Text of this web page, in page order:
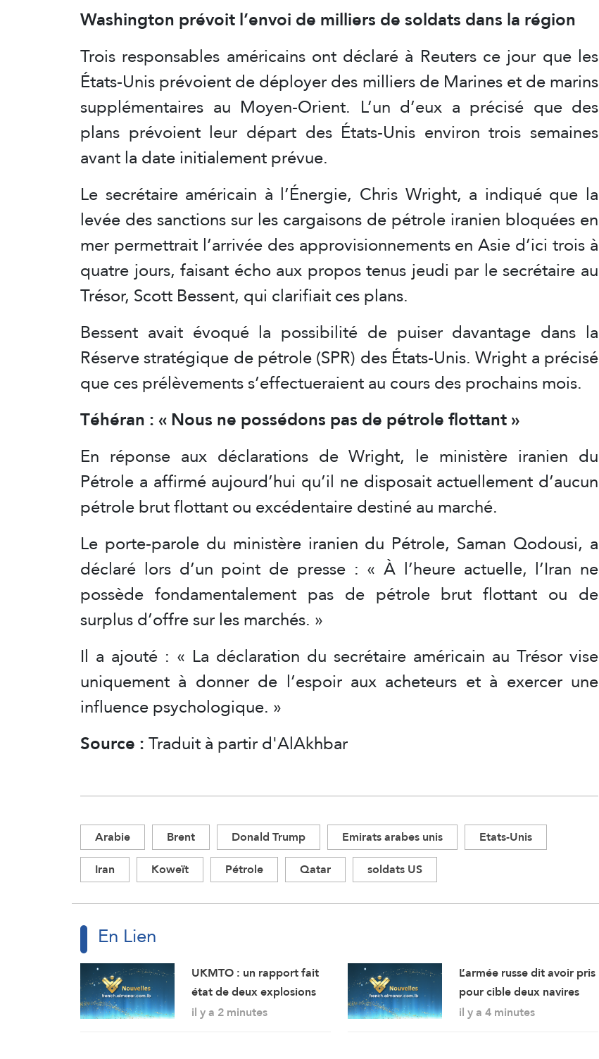
Washington prévoit l’envoi de milliers de soldats dans la région
Trois responsables américains ont déclaré à Reuters ce jour que les
États-Unis prévoient de déployer des milliers de Marines et de marins
supplémentaires au Moyen-Orient. L’un d’eux a précisé que des
plans prévoient leur départ des États-Unis environ trois semaines
avant la date initialement prévue.
Le secrétaire américain à l’Énergie, Chris Wright, a indiqué que la
levée des sanctions sur les cargaisons de pétrole iranien bloquées en
mer permettrait l’arrivée des approvisionnements en Asie d’ici trois à
quatre jours, faisant écho aux propos tenus jeudi par le secrétaire au
Trésor, Scott Bessent, qui clarifiait ces plans.
Bessent avait évoqué la possibilité de puiser davantage dans la
Réserve stratégique de pétrole (SPR) des États-Unis. Wright a précisé
que ces prélèvements s’effectueraient au cours des prochains mois.
Téhéran : « Nous ne possédons pas de pétrole flottant »
En réponse aux déclarations de Wright, le ministère iranien du
Pétrole a affirmé aujourd’hui qu’il ne disposait actuellement d’aucun
pétrole brut flottant ou excédentaire destiné au marché.
Le porte-parole du ministère iranien du Pétrole, Saman Qodousi, a
déclaré lors d’un point de presse : « À l’heure actuelle, l’Iran ne
possède fondamentalement pas de pétrole brut flottant ou de
surplus d’offre sur les marchés. »
Il a ajouté : « La déclaration du secrétaire américain au Trésor vise
uniquement à donner de l’espoir aux acheteurs et à exercer une
influence psychologique. »
Source :Traduit à partir d'AlAkhbar
Arabie Brent Donald Trump Emirats arabes unis
Etats-Unis
Iran
Koweït Pétrole Qatar soldats US
En Lien
UKMTO : un rapport fait
état de deux explosions
entendues près d’un
il y a 2 minutes
L’armée russe dit avoir pris
pour cible deux navires
cargo transportant du
il y a 4 minutes